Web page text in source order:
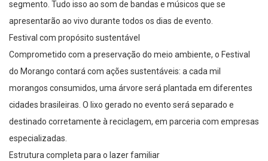
segmento. Tudo isso ao som de bandas e músicos que se
apresentarão ao vivo durante todos os dias de evento.
Festival com propósito sustentável
Comprometido com a preservação do meio ambiente, o Festival
do Morango contará com ações sustentáveis: a cada mil
morangos consumidos, uma árvore será plantada em diferentes
cidades brasileiras. O lixo gerado no evento será separado e
destinado corretamente à reciclagem, em parceria com empresas
especializadas.
Estrutura completa para o lazer familiar